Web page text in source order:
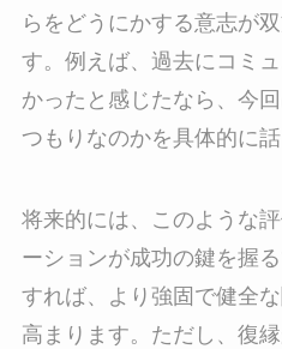
らをどうにかする意志が
す。例えば、過去にコミ
かったと感じたなら、今
つもりなのかを具体的に話
将来的には、このような
ーションが成功の鍵を握
すれば、より強固で健全
高まります。ただし、復